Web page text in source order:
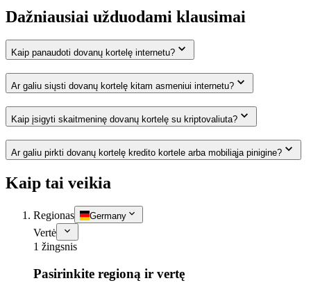
Dažniausiai užduodami klausimai
Kaip panaudoti dovanų kortelę internetu?
Ar galiu siųsti dovanų kortelę kitam asmeniui internetu?
Kaip įsigyti skaitmeninę dovanų kortelę su kriptovaliuta?
Ar galiu pirkti dovanų kortelę kredito kortele arba mobiliąja pinigine?
Kaip tai veikia
Regionas Germany
Vertė
1 žingsnis
Pasirinkite regioną ir vertę